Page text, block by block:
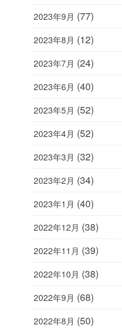
2023年9月 (77)
2023年8月 (12)
2023年7月 (24)
2023年6月 (40)
2023年5月 (52)
2023年4月 (52)
2023年3月 (32)
2023年2月 (34)
2023年1月 (40)
2022年12月 (38)
2022年11月 (39)
2022年10月 (38)
2022年9月 (68)
2022年8月 (50)